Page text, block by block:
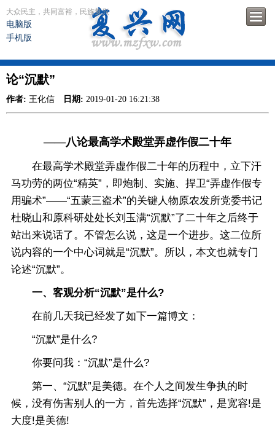
大众民主，共同富裕，民族复兴
电脑版
手机版
论“沉默”
作者: 王化信 日期: 2019-01-20 16:21:38
——八论最高学术殿堂弄虚作假二十年
在最高学术殿堂弄虚作假二十年的历程中，立下汗
马功劳的两位“精英”，即炮制、实施、捍卫“弄虚作假专
用骗术”——“五蒙三盗术”的关键人物原农发所党委书记
杜晓山和原科研处处长刘玉满“沉默”了二十年之后终于
站出来说话了。不管怎么说，这是一个进步。这二位所
说内容的一个中心词就是“沉默”。所以，本文也就专门
论述“沉默”。
一、客观分析“沉默”是什么?
在前几天我已经发了如下一篇博文：
“沉默”是什么?
你要问我：“沉默”是什么?
第一、“沉默”是美德。在个人之间发生争执的时
候，没有伤害别人的一方，首先选择“沉默”，是宽容!是
大度!是美德!